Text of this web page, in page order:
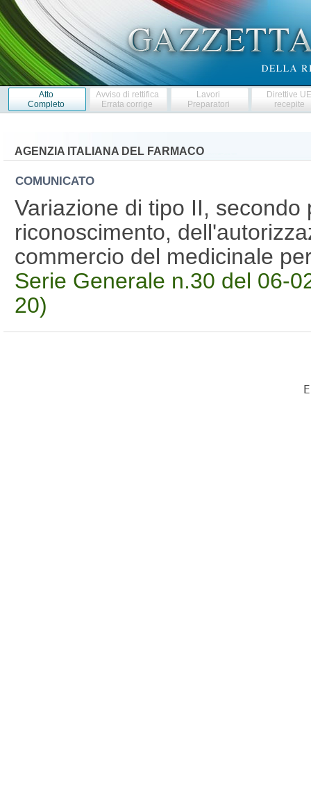
Atto
Completo
Avviso di rettifica
Errata corrige
Lavori
Preparatori
Direttive
recepite
AGENZIA ITALIANA DEL FARMACO
COMUNICATO
Variazione di tipo II, secondo
riconoscimento,
commercio del medicinale
Serie Generale n.30 del 06-
20)